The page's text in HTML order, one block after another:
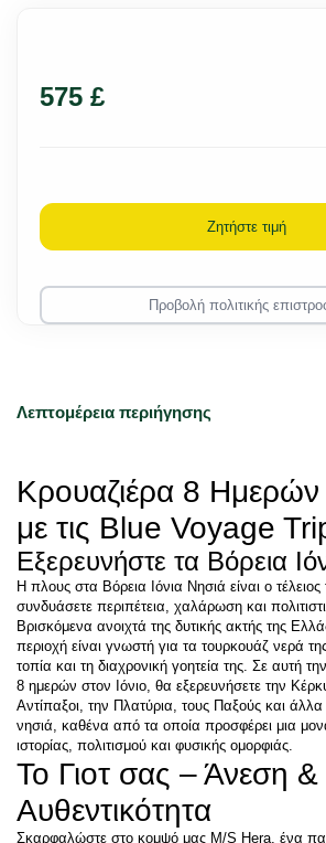
Λεπτομέρεια περιήγησης
Κρουαζιέρα 8 Ημερών
με τις Blue Voyage
Εξερευνήστε τα Βόρεια
Η πλους στα Βόρεια Ιόνια Νησιά είναι ο
συνδυάσετε περιπέτεια, χαλάρωση και
Βρισκόμενα ανοιχτά της δυτικής ακτής της
περιοχή είναι γνωστή για τα τουρκουάζ νερά
τοπία και τη διαχρονική γοητεία της. Σε αυτή
8 ημερών στον Ιόνιο, θα εξερευνήσετε την
Αντίπαξοι, την Πλατύρια, τους Παξούς και
νησιά, καθένα από τα οποία προσφέρει μια
ιστορίας, πολιτισμού και φυσικής ομορφιάς.
Το Γιοτ σας – Άνεση &
Αυθεντικότητα
Σκαρφαλώστε στο κομψό μας M/S Hera, ένα
575 £
Ζητήστε τιμή
Προβολή πολιτικής